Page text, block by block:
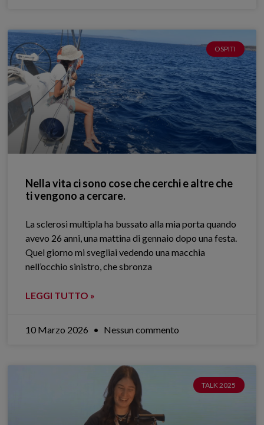
OSPITI
Nella vita ci sono cose che cerchi e altre che
ti vengono a cercare.
La sclerosi multipla ha bussato alla mia porta quando
avevo 26 anni, una mattina di gennaio dopo una festa.
Quel giorno mi svegliai vedendo una macchia
nell’occhio sinistro, che sbronza
LEGGI TUTTO »
10 Marzo 2026 Nessun commento
TALK 2025